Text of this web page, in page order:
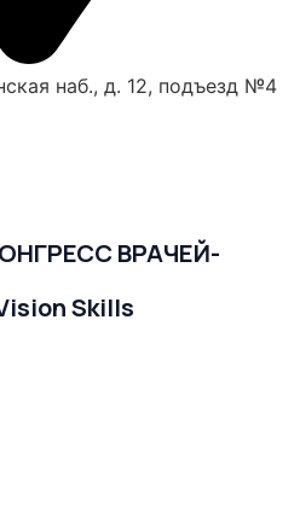
наб., д. 12, подъезд №4
ВРАЧЕЙ-
Skills